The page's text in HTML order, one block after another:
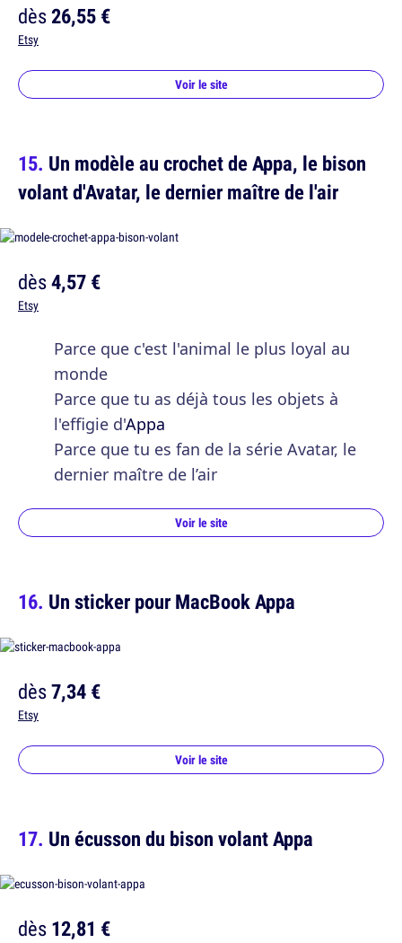
dès26,55 €
Etsy
Voir le site
Un modèle au crochet de Appa, le bison
volant d'Avatar, le dernier maître de l'air
dès4,57 €
Etsy
Parce que c'est l'animal le plus loyal au
monde
Parce que tu as déjà tous les objets à
l'effigie d'Appa
Parce que tu es fan de la série Avatar, le
dernier maître de l’air
Voir le site
Un sticker pour MacBook Appa
dès7,34 €
Etsy
Voir le site
Un écusson du bison volant Appa
dès12,81 €